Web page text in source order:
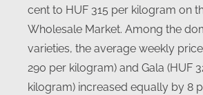
cent to HUF 315 per kilogram on
Wholesale Market. Among the
varieties, the average weekly
290 per kilogram) and Gala (HUF
kilogram) increased equally by 8